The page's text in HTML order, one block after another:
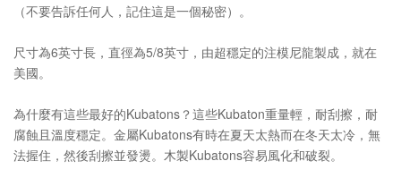
（不要告訴任何人，記住這是一個秘密）。
尺寸為6英寸長，直徑為5/8英寸，由超穩定的注模尼龍製成，就在
美國。
為什麼有這些最好的Kubatons？這些Kubaton重量輕，耐刮擦，耐
腐蝕且溫度穩定。金屬Kubatons有時在夏天太熱而在冬天太冷，無
法握住，然後刮擦並發燙。木製Kubatons容易風化和破裂。